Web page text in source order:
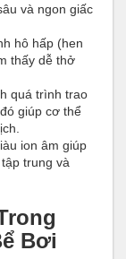
và ngon giấc
hô hấp (hen
thấy dễ thở
quá trình trao
giúp cơ thể
ion âm giúp
trung và
Bơi